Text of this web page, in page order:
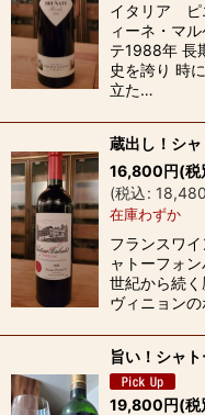
イタリア ピ
ィーネ・マ
テ1988年 長
史を誇り 時
立た…
蔵出し！シ
16,800円(税
(税込: 18,480
在庫わずか
フランスワ
ャトーフォ
世紀から続
ヴィニョン
旨い！シャ
19,800円(税